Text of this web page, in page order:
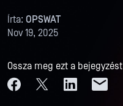
Írta: OPSWAT
Nov 19, 2025
Ossza meg ezt a bejegyzést